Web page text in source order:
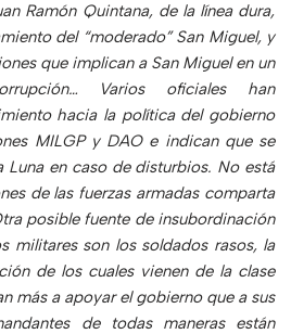
Ramón Quintana, de la línea dura,
del “moderado” San Miguel, y
que implican a San Miguel en un
Varios oficiales han
hacia la política del gobierno
MILGP y DAO e indican que se
Luna en caso de disturbios. No está
de las fuerzas armadas comparta
posible fuente de insubordinación
militares son los soldados rasos, la
de los cuales vienen de la clase
más a apoyar el gobierno que a sus
de todas maneras están